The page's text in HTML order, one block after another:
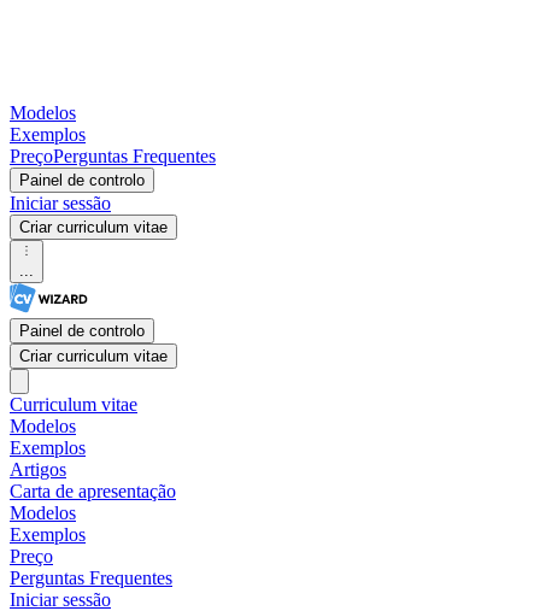
Modelos
Exemplos
PreçoPerguntas Frequentes
Painel de controlo
Iniciar sessão
Criar curriculum vitae
...
Painel de controlo
Criar curriculum vitae
Curriculum vitae
Modelos
Exemplos
Artigos
Carta de apresentação
Modelos
Exemplos
Preço
Perguntas Frequentes
Iniciar sessão